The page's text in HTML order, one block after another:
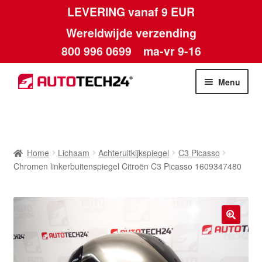
LEVERING vanaf 9 EUR
Wereldwijde verzending
800 996 0699 ma-vr 9-16
Ga
door
Ga
naar
Menu
Contact
Home Lichaam Achteruitkijkspiegel
C3 Picasso
Chromen linkerbuitenspiegel Citroën C3 Picasso 1609347480
🔍